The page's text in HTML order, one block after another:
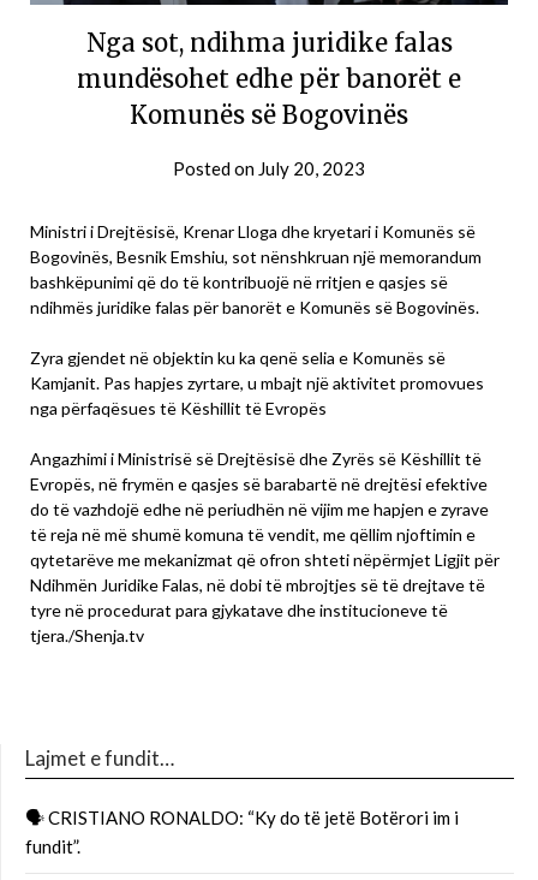
Nga sot, ndihma juridike falas
mundësohet edhe për banorët e
Komunës së Bogovinës
Posted on July 20, 2023
Ministri i Drejtësisë, Krenar Lloga dhe kryetari i Komunës së
Bogovinës, Besnik Emshiu, sot nënshkruan një memorandum
bashkëpunimi që do të kontribuojë në rritjen e qasjes së
ndihmës juridike falas për banorët e Komunës së Bogovinës.
Zyra gjendet në objektin ku ka qenë selia e Komunës së
Kamjanit. Pas hapjes zyrtare, u mbajt një aktivitet promovues
nga përfaqësues të Këshillit të Evropës
Angazhimi i Ministrisë së Drejtësisë dhe Zyrës së Këshillit të
Evropës, në frymën e qasjes së barabartë në drejtësi efektive
do të vazhdojë edhe në periudhën në vijim me hapjen e zyrave
të reja në më shumë komuna të vendit, me qëllim njoftimin e
qytetarëve me mekanizmat që ofron shteti nëpërmjet Ligjit për
Ndihmën Juridike Falas, në dobi të mbrojtjes së të drejtave të
tyre në procedurat para gjykatave dhe institucioneve të
tjera./Shenja.tv
Lajmet e fundit…
🗣 CRISTIANO RONALDO: “Ky do të jetë Botërori im i
fundit”.